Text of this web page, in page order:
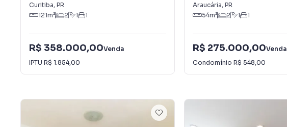
Curitiba, PR
121m² 2 1 1
R$ 358.000,00Venda
IPTU R$ 1.854,00
Araucária, PR
54m² 2 1 1
R$ 275.000,00Venda
Condomínio R$ 548,00